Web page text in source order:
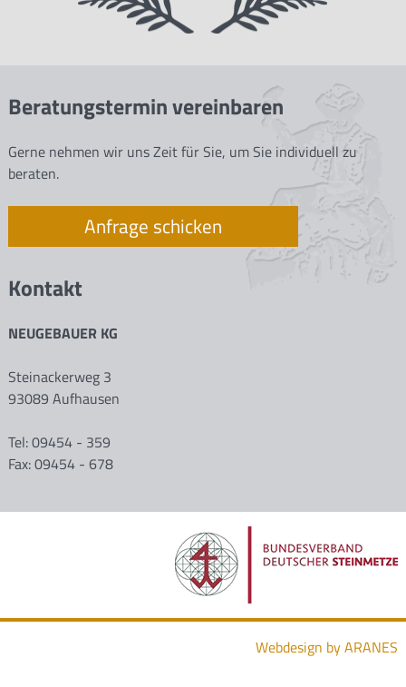
Beratungstermin vereinbaren
Gerne nehmen wir uns Zeit für Sie, um Sie individuell zu
beraten.
Anfrage schicken
Kontakt
NEUGEBAUER KG
Steinackerweg 3
93089 Aufhausen
Tel:09454 - 359
Fax: 09454 - 678
Webdesign by ARANES